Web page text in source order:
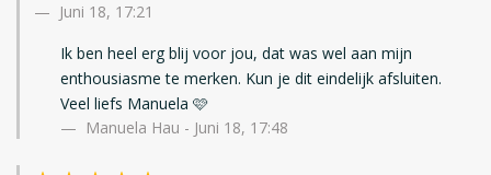
Juni 18, 17:21
Ik ben heel erg blij voor jou, dat was wel aan mijn
enthousiasme te merken. Kun je dit eindelijk afsluiten.
Veel liefs Manuela 🩷
Manuela Hau - Juni 18, 17:48